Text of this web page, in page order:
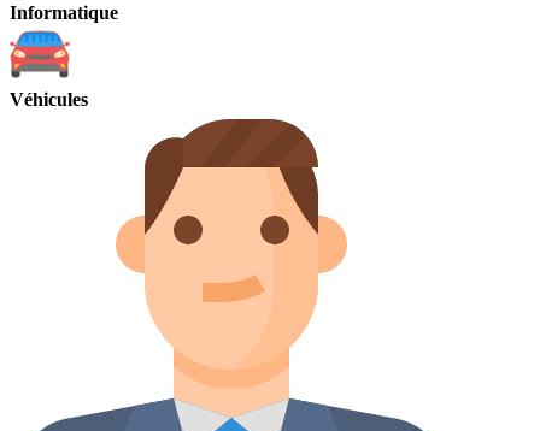
Informatique
Véhicules